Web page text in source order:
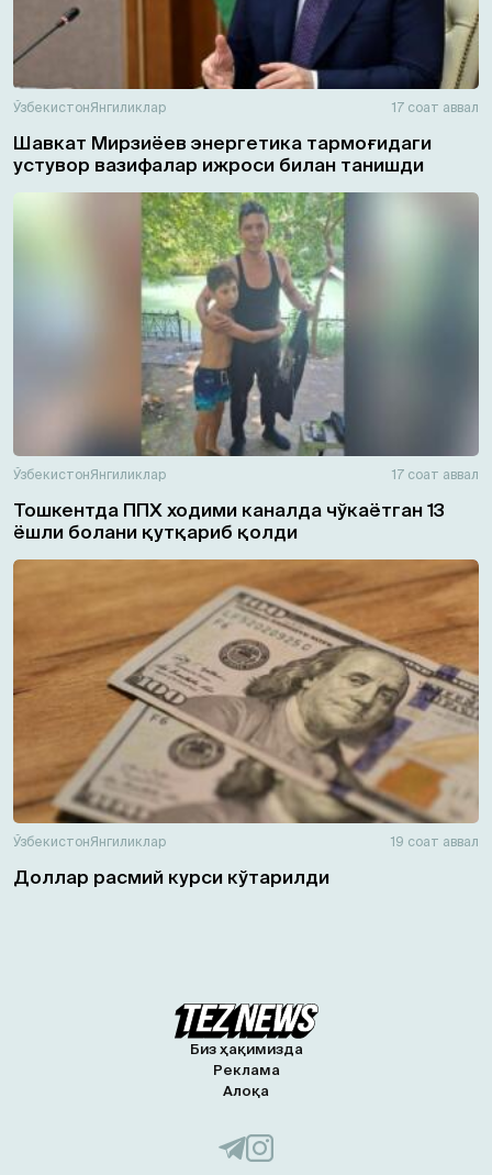
ЎзбекистонЯнгиликлар 17 соат аввал
Шавкат Мирзиёев энергетика тармоғидаги
устувор вазифалар ижроси билан танишди
ЎзбекистонЯнгиликлар 17 соат аввал
Тошкентда ППХ ходими каналда чўкаётган 13
ёшли болани қутқариб қолди
ЎзбекистонЯнгиликлар 19 соат аввал
Доллар расмий курси кўтарилди
Биз ҳақимизда
Реклама
Алоқа